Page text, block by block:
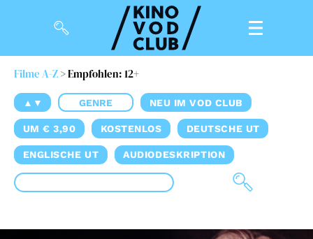
Magazin
Kuratierungen
Events
Filme A-Z> Empfohlen: 12+
▲▼ GENRE NEU IM VOD CLUB
UM € 3,90 KOSTENLOS DEUTSCHE UT
ENGLISCHE UT AUDIODESKRIPTION